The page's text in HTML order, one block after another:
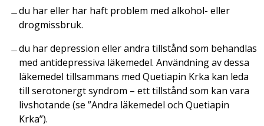
du har eller har haft problem med alkohol- eller
drogmissbruk.
du har depression eller andra tillstånd som behandlas
med antidepressiva läkemedel. Användning av dessa
läkemedel tillsammans med Quetiapin Krka kan leda
till serotonergt syndrom – ett tillstånd som kan vara
livshotande (se ”Andra läkemedel och Quetiapin
Krka”).